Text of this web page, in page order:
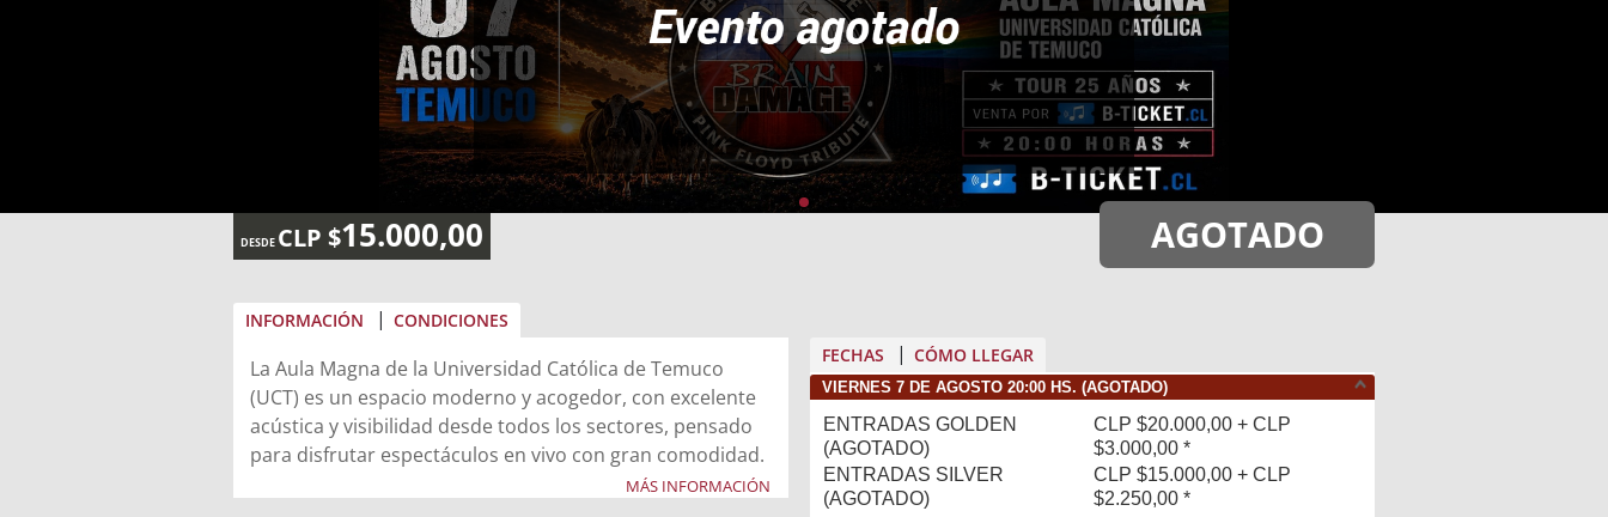
DESDE CLP $15.000,00 AGOTADO
INFORMACIÓN CONDICIONES
La Aula Magna de la Universidad Católica de Temuco
(UCT) es un espacio moderno y acogedor, con excelente
acústica y visibilidad desde todos los sectores, pensado
para disfrutar espectáculos en vivo con gran comodidad.
Su formato íntimo permite una conexión directa con el
MÁS INFORMACIÓN
FECHAS CÓMO LLEGAR
VIERNES 7 DE AGOSTO 20:00 HS. (AGOTADO)
ENTRADAS GOLDEN
(AGOTADO)
CLP $20.000,00 + CLP
$3.000,00 *
ENTRADAS SILVER
(AGOTADO)
CLP $15.000,00 + CLP
$2.250,00 *